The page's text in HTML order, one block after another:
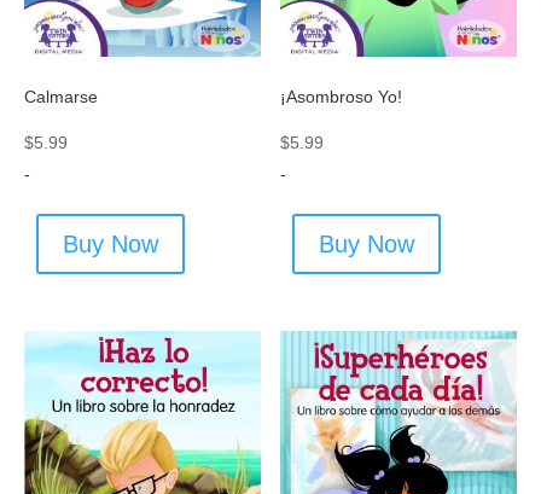
Calmarse
$5.99
-
Buy Now
¡Asombroso Yo!
$5.99
-
Buy Now